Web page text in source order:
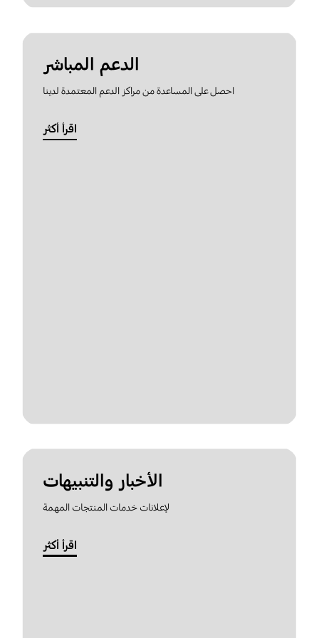
الدعم المباشر
احصل على المساعدة من مراكز الدعم المعتمدة لدينا
اقرأ أكثر
الأخبار والتنبيهات
لإعلانات خدمات المنتجات المهمة
اقرأ أكثر